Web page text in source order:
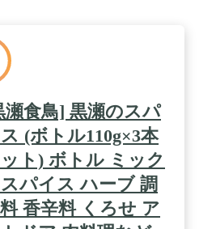
瀬食鳥] 黒瀬のスパ
(ボトル110g×3本
ト) ボトル ミック
パイス ハーブ 調
香辛料 くろせ ア